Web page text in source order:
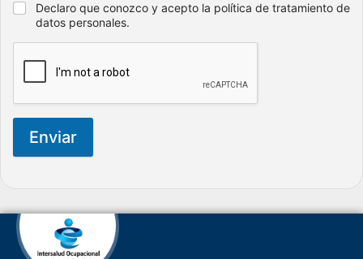
Declaro que conozco y acepto la política de tratamiento de
datos personales.
Enviar